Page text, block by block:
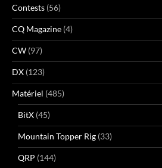
Contests (56)
CQ Magazine (4)
CW (97)
DX (123)
Matériel (485)
BitX (45)
Mountain Topper Rig (33)
QRP (144)